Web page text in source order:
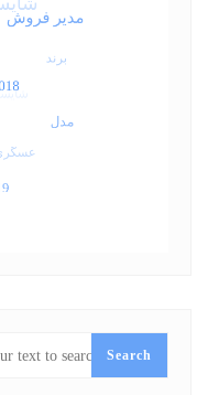
Search